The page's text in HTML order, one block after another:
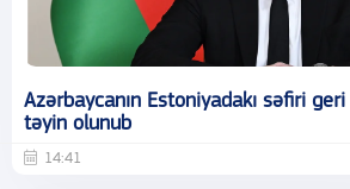
Azərbaycanın Estoniyadakı səfiri geri
təyin olunub
14:41